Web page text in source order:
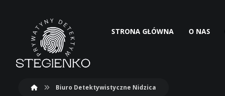
STRONA GŁÓWNA O NAS
Biuro Detektywistyczne Nidzica